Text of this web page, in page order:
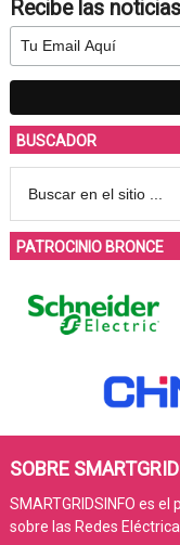
Recibe las
BUSCADOR
PATROCINIO BRONCE
SOBRE
SMARTGRIDSINFO es
sobre las Redes